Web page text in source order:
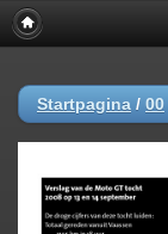
Startpagina / 00